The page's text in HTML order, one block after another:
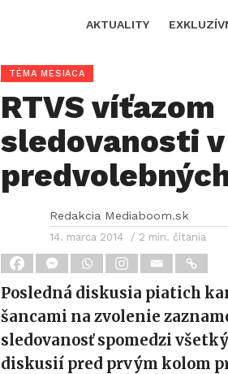
AKTUALITY
TÉMA MESIACA
RTVS víťazom
sledovanosti v
Redakcia Mediaboom.sk
14. marca 2014 / 2 min. čítania
Posledná diskusia piatich
šancami na zvolenie
sledovanosť spomedzi
diskusií pred prvým kolom